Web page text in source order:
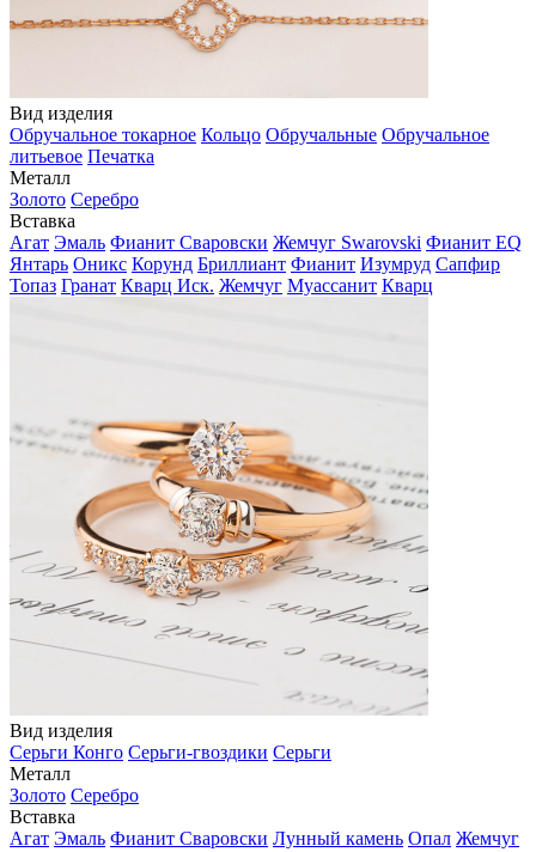
Вид изделия
Обручальное токарное Кольцо Обручальные Обручальное
литьевое Печатка
Металл
Золото Серебро
Вставка
Агат Эмаль Фианит Сваровски Жемчуг Swarovski Фианит EQ
Янтарь Оникс Корунд Бриллиант Фианит Изумруд Сапфир
Топаз Гранат Кварц Иск. Жемчуг Муассанит Кварц
Вид изделия
Серьги Конго Серьги-гвоздики Серьги
Металл
Золото Серебро
Вставка
Агат Эмаль Фианит Сваровски Лунный камень Опал Жемчуг